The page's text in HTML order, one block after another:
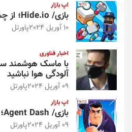
اپ بازار
بازی/ Hide.io؛ از چشم بقیه پنهان شوید
10 آوریل 2024 پاورتل
اخبار فناوری
با ماسک هوشمند
آلودگی هوا نباشید
09 آوریل 2024 پاورتل
اپ بازار
بازی/ Agent Dash؛ سکه‌ها را جمع کنید
09 آوریل 2024 پاورتل